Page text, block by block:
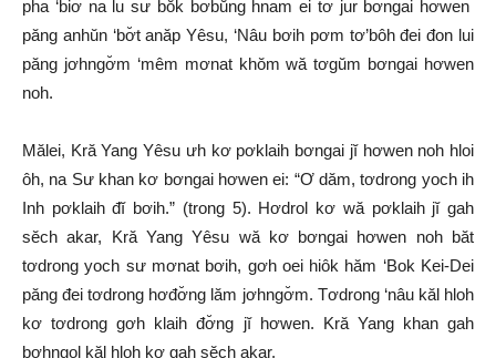
pha ‘biơ̆ na lu sư bŏk bơbŭng hnam ei tơ jur bơngai hơwen
păng anhŭn ‘bơ̆t anăp Yêsu, ‘Nâu bơih pơm tơ’bôh đei đon lui
păng jơhngơ̆m ‘mêm mơnat khŏm wă tơgŭm bơngai hơwen
noh.
Mălei, Kră Yang Yêsu ưh kơ pơklaih bơngai jĭ hơwen noh hloi
ôh, na Sư khan kơ bơngai hơwen ei: “Ơ dăm, tơdrong yoch ih
Inh pơklaih đĭ bơih.” (trong 5). Hơdrol kơ wă pơklaih jĭ gah
sĕch akar, Kră Yang Yêsu wă kơ bơngai hơwen noh băt
tơdrong yoch sư mơnat bơih, gơh oei hiôk hăm ‘Bok Kei-Dei
păng đei tơdrong hơđơ̆ng lăm jơhngơ̆m. Tơdrong ‘nâu kăl hloh
kơ tơdrong gơh klaih đơ̆ng jĭ hơwen. Kră Yang khan gah
bơhngol kăl hloh kơ gah sĕch akar.